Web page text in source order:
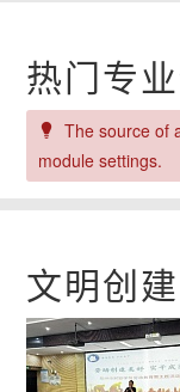
热门专
The source of
module settings.
文明创建